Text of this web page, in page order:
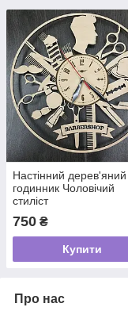
Настінний дерев'яний
годинник Чоловічий
стиліст
750 ₴
Купити
Про нас